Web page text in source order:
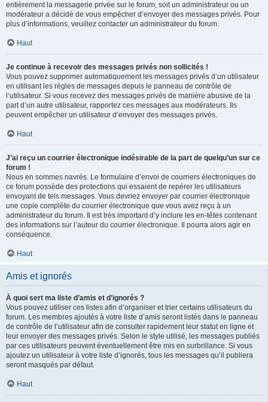
entièrement la messagerie privée sur le forum, soit un administrateur ou un
modérateur a décidé de vous empêcher d’envoyer des messages privés. Pour
plus d’informations, veuillez contacter un administrateur du forum.
Haut
Je continue à recevoir des messages privés non sollicités !
Vous pouvez supprimer automatiquement les messages privés d’un utilisateur
en utilisant les règles de messages depuis le panneau de contrôle de
l’utilisateur. Si vous recevez des messages privés de manière abusive de la
part d’un autre utilisateur, rapportez ces messages aux modérateurs. Ils
peuvent empêcher un utilisateur d’envoyer des messages privés.
Haut
J’ai reçu un courrier électronique indésirable de la part de quelqu’un sur ce
forum !
Nous en sommes navrés. Le formulaire d’envoi de courriers électroniques de
ce forum possède des protections qui essaient de repérer les utilisateurs
envoyant de tels messages. Vous devriez envoyer par courrier électronique
une copie complète du courrier électronique que vous avez reçu à un
administrateur du forum. Il est très important d’y inclure les en-têtes contenant
des informations sur l’auteur du courrier électronique. Il pourra alors agir en
conséquence.
Haut
Amis et ignorés
À quoi sert ma liste d’amis et d’ignorés ?
Vous pouvez utiliser ces listes afin d’organiser et trier certains utilisateurs du
forum. Les membres ajoutés à votre liste d’amis seront listés dans le panneau
de contrôle de l’utilisateur afin de consulter rapidement leur statut en ligne et
leur envoyer des messages privés. Selon le style utilisé, les messages publiés
par ces utilisateurs peuvent éventuellement être mis en surbrillance. Si vous
ajoutez un utilisateur à votre liste d’ignorés, tous les messages qu’il publiera
seront masqués par défaut.
Haut